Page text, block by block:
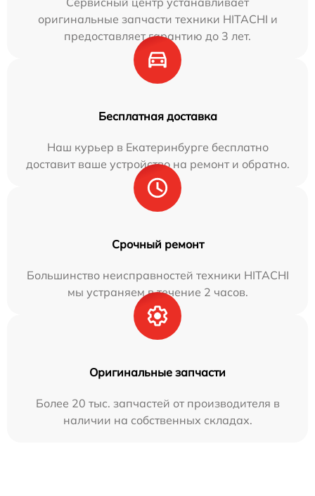
оригинальные запчасти техники HITACHI и
предоставляет гарантию до 3 лет.
Бесплатная доставка
Наш курьер в Екатеринбурге бесплатно
доставит ваше устройство на ремонт и обратно.
Срочный ремонт
Большинство неисправностей техники HITACHI
мы устраняем в течение 2 часов.
Оригинальные запчасти
Более 20 тыс. запчастей от производителя в
наличии на собственных складах.